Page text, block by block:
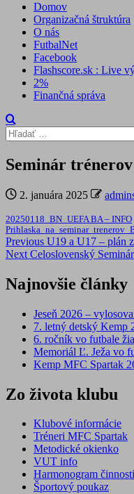
Domov
Organizačná štruktúra
O nás
FutbalNet
Facebook
Flashscore.sk : Live
2%
Finančná správa
Hľadať:
Seminár
2. januára 2025
20250118_BN_UEFA BA – INFO
Post
navigation
Previous U19 a U17 – plán
Next Celoslovenský
Najnovšie články
Jeseň 2026 –
7. letný detský Kemp
6. ročník vo futbale
Memoriál Ľ. Ježa vo
Kemp MFC Spartak
Zo života klubu
Klubové informácie
Tréneri MFC Spartak
Metodické okienko
VUT info
Harmonogram
Športový poukaz